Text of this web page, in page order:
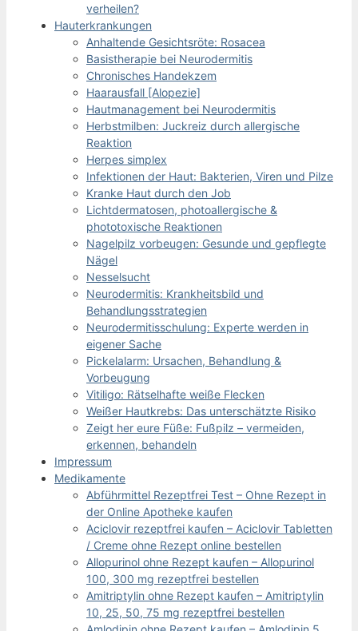
verheilen?
Hauterkrankungen
Anhaltende Gesichtsröte: Rosacea
Basistherapie bei Neurodermitis
Chronisches Handekzem
Haarausfall [Alopezie]
Hautmanagement bei Neurodermitis
Herbstmilben: Juckreiz durch allergische
Reaktion
Herpes simplex
Infektionen der Haut: Bakterien, Viren und Pilze
Kranke Haut durch den Job
Lichtdermatosen, photoallergische &
phototoxische Reaktionen
Nagelpilz vorbeugen: Gesunde und gepflegte
Nägel
Nesselsucht
Neurodermitis: Krankheitsbild und
Behandlungsstrategien
Neurodermitisschulung: Experte werden in
eigener Sache
Pickelalarm: Ursachen, Behandlung &
Vorbeugung
Vitiligo: Rätselhafte weiße Flecken
Weißer Hautkrebs: Das unterschätzte Risiko
Zeigt her eure Füße: Fußpilz – vermeiden,
erkennen, behandeln
Impressum
Medikamente
Abführmittel Rezeptfrei Test – Ohne Rezept in
der Online Apotheke kaufen
Aciclovir rezeptfrei kaufen – Aciclovir Tabletten
/ Creme ohne Rezept online bestellen
Allopurinol ohne Rezept kaufen – Allopurinol
100, 300 mg rezeptfrei bestellen
Amitriptylin ohne Rezept kaufen – Amitriptylin
10, 25, 50, 75 mg rezeptfrei bestellen